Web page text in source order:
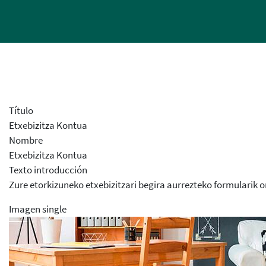
Título
Etxebizitza Kontua
Nombre
Etxebizitza Kontua
Texto introducción
Zure etorkizuneko etxebizitzari begira aurrezteko formularik
Imagen single